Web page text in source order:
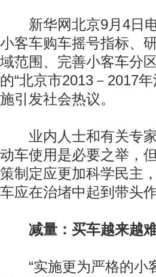
新华网北京9月4日电
小客车购车摇号指标、
域范围、完善小客车分
的“北京市2013－2017
施引发社会热议。
业内人士和有关专家
动车使用是必要之举，
策制定应更加科学民主
车应在治堵中起到带头作
减量：买车越来越
“实施更为严格的小